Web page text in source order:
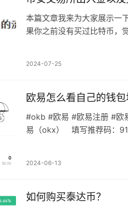
本篇文章我来为大家展示一
果你之前没有买过比特币，
2024-07-25
欧易怎么看自己的钱包
#okb #欧易 #欧易注册 #欧
易（okx） 填写推荐码：
2024-06-13
如何购买泰达币？